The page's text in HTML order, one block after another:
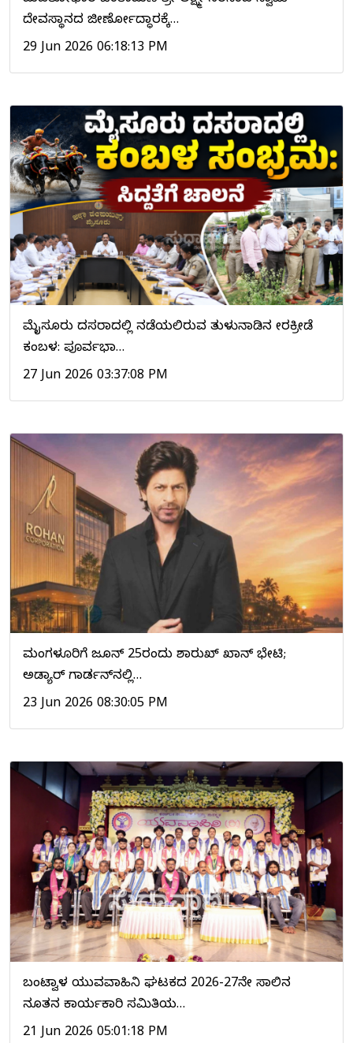
ದೇವಸ್ಥಾನದ ಜೀರ್ಣೋದ್ಧಾರಕ್ಕೆ…
29 Jun 2026 06:18:13 PM
ಮೈಸೂರು ದಸರಾದಲ್ಲಿ ನಡೆಯಲಿರುವ ತುಳುನಾಡಿನ ವೀರಕ್ರೀಡೆ
ಕಂಬಳ: ಪೂರ್ವಭಾವಿ…
27 Jun 2026 03:37:08 PM
ಮಂಗಳೂರಿಗೆ ಜೂನ್ 25ರಂದು ಶಾರುಖ್ ಖಾನ್ ಭೇಟಿ;
ಅಡ್ಯಾರ್ ಗಾರ್ಡನ್‌ನಲ್ಲಿ…
23 Jun 2026 08:30:05 PM
ಬಂಟ್ವಾಳ ಯುವವಾಹಿನಿ ಘಟಕದ 2026-27ನೇ ಸಾಲಿನ
ನೂತನ ಕಾರ್ಯಕಾರಿ ಸಮಿತಿಯ…
21 Jun 2026 05:01:18 PM